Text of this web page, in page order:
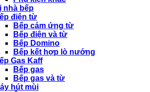
nhà bếp
điện từ
Bếp cảm ứng từ
Bếp điện và từ
Bếp Domino
Bếp kết hợp lò nướng
Gas Kaff
Bếp gas
Bếp gas và từ
hút mùi